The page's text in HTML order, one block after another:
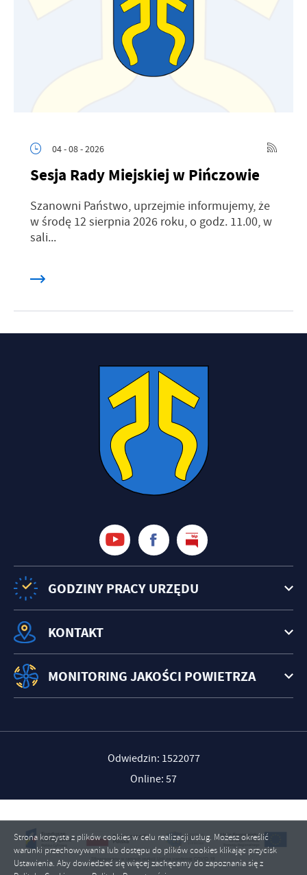
04 - 08 - 2026
Sesja Rady Miejskiej w Pińczowie
Szanowni Państwo, uprzejmie informujemy, że
w środę 12 sierpnia 2026 roku, o godz. 11.00, w
sali...
GODZINY PRACY URZĘDU
KONTAKT
MONITORING JAKOŚCI POWIETRZA
Odwiedzin: 1522077
Online: 57
Strona korzysta z plików cookies w celu realizacji usług. Możesz określić
warunki przechowywania lub dostępu do plików cookies klikając przycisk
Ustawienia. Aby dowiedzieć się więcej zachęcamy do zapoznania się z
ZAPISZ WYBRANE